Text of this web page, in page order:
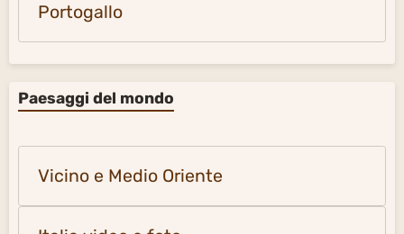
Portogallo
Paesaggi del mondo
Vicino e Medio Oriente